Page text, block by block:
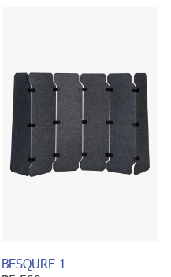
BESQURE 1